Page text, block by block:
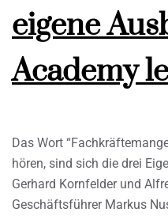
eigene
Academy
Das Wort
hören, sind sich die drei
Gerhard Kornfelder und
Geschäftsführer Markus